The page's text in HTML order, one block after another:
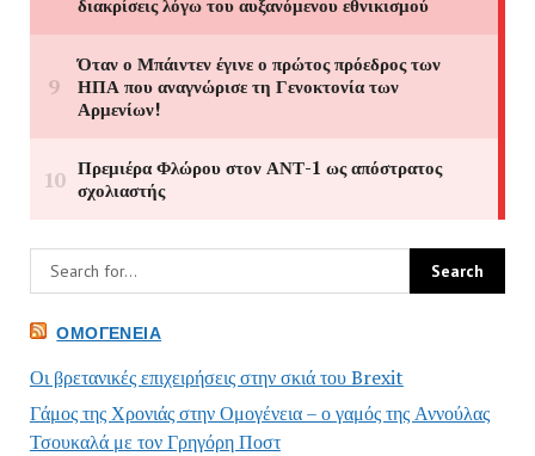
ΟΜΟΓΈΝΕΙΑ
Οι βρετανικές επιχειρήσεις στην σκιά του Brexit
Γάμος της Χρονιάς στην Ομογένεια – ο γαμός της Αννούλας
Τσουκαλά με τον Γρηγόρη Ποστ